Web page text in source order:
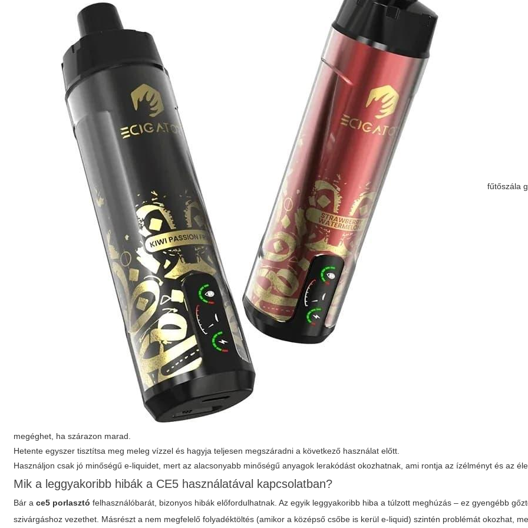
fűtőszála
megéghet, ha szárazon marad.
Hetente egyszer tisztítsa meg meleg vízzel és hagyja teljesen megszáradni a következő használat előtt.
Használjon csak jó minőségű e-liquidet, mert az alacsonyabb minőségű anyagok lerakódást okozhatnak, ami rontja az ízélményt és az
Mik a leggyakoribb hibák a CE5 használatával kapcsolatban?
Bár ace5 porlasztó felhasználóbarát, bizonyos hibák előfordulhatnak. Az egyik leggyakoribb hiba a túlzott meghúzás – ez gyengébb
szivárgáshoz vezethet. Másrészt a nem megfelelő folyadéktöltés (amikor a középső csőbe is kerül e-liquid) szintén problémát okozhat,